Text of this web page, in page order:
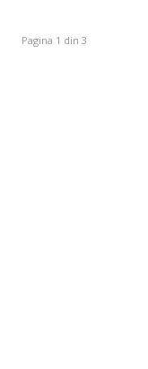
Pagina 1 din 3